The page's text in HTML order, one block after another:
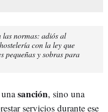
las normas: adiós al
con la ley que
pequeñas y sobras para
sanción, sino una
servicios durante ese